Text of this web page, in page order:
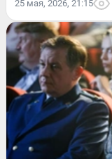
25 мая, 2026, 21:15